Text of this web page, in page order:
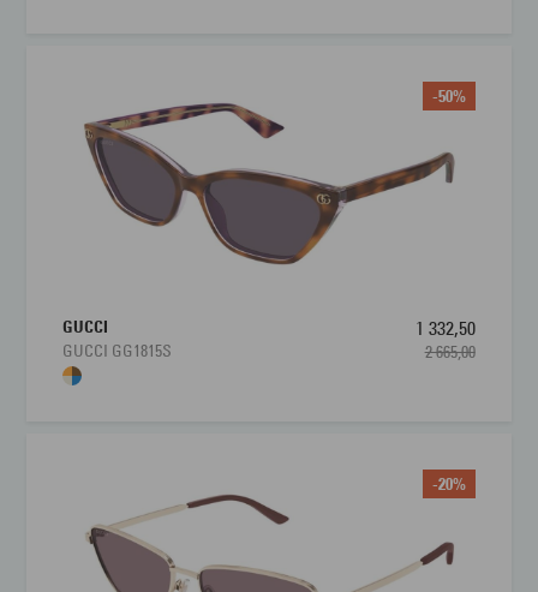
-50%
GUCCI
GUCCI GG1815S
1 332,50
2 665,00
-20%